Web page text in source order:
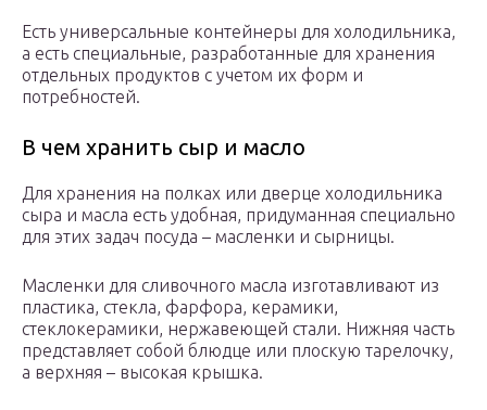
Есть универсальные контейнеры для холодильника,
а есть специальные, разработанные для хранения
отдельных продуктов с учетом их форм и
потребностей.
В чем хранить сыр и масло
Для хранения на полках или дверце холодильника
сыра и масла есть удобная, придуманная специально
для этих задач посуда – масленки и сырницы.
Масленки для сливочного масла изготавливают из
пластика, стекла, фарфора, керамики,
стеклокерамики, нержавеющей стали. Нижняя часть
представляет собой блюдце или плоскую тарелочку,
а верхняя – высокая крышка.